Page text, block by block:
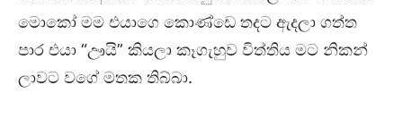
මොකෝ මම එයාගෙ කොණ්ඩෙ තදට ඇදලා ගත්ත
පාර එයා “ඌයි” කියලා කෑගැහුව විත්තිය මට නිකන්
ලාවට වගේ මතක තිබ්බා.